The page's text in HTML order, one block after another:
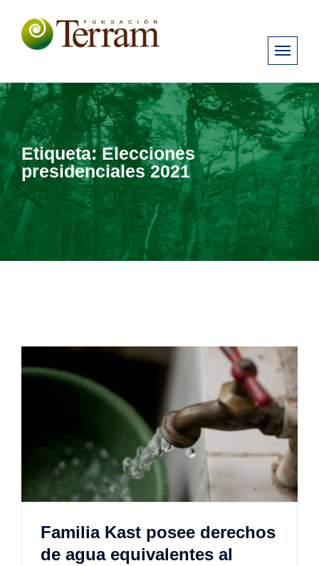
Etiqueta:Elecciones
presidenciales 2021
Familia Kast posee derechos
de agua equivalentes al